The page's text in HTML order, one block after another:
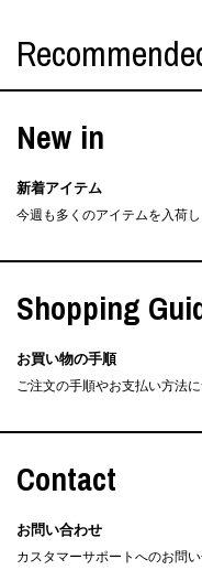
New in
新着アイテム
今週も多くのアイテムを入荷し
Shopping
お買い物の手順
ご注文の手順やお支払い方法
Contact
お問い合わせ
カスタマーサポートへのお問